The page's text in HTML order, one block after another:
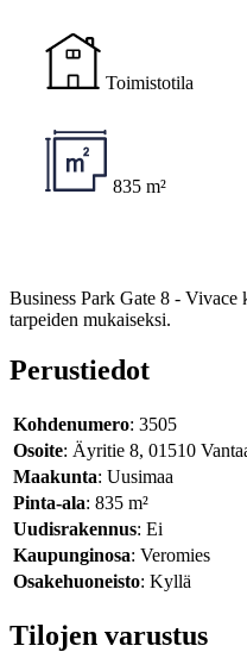
Toimistotila
835 m²
Business Park Gate 8 - Vivace
tarpeiden mukaiseksi.
Perustiedot
Kohdenumero: 3505
Osoite: Äyritie 8, 01510
Maakunta: Uusimaa
Pinta-ala: 835 m²
Uudisrakennus: Ei
Kaupunginosa: Veromies
Osakehuoneisto: Kyllä
Tilojen varustus